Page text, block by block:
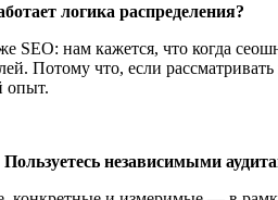
логика распределения?
нам кажется, что когда
Потому что, если
опыт.
независимыми